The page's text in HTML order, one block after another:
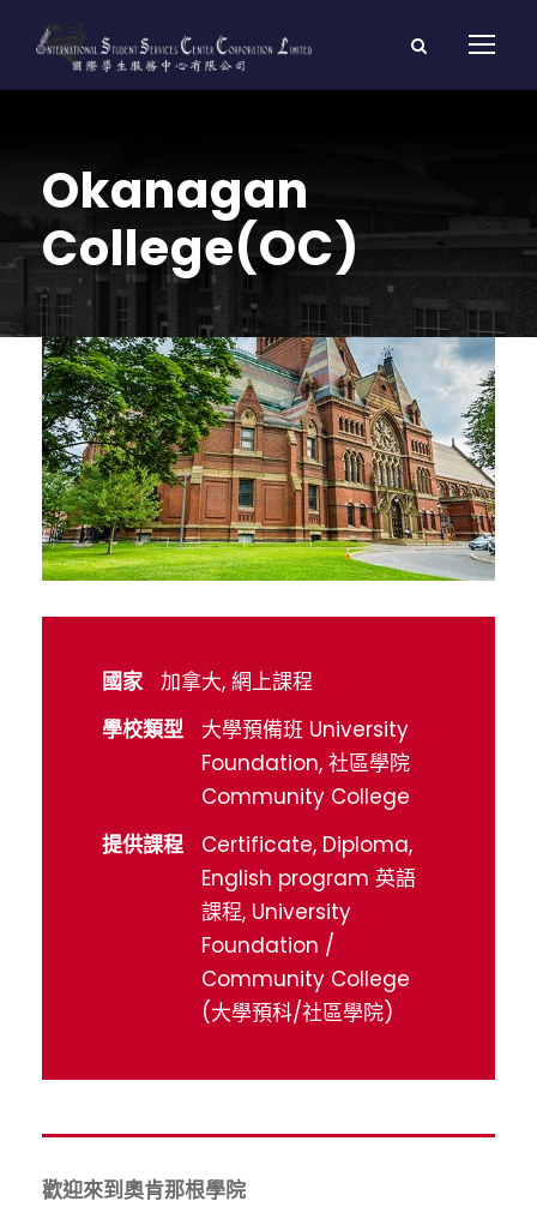
Okanagan
College(OC)
國家
加拿大, 網上課程
學校類型
大學預備班 University
Foundation, 社區學院
Community College
提供課程
Certificate, Diploma,
English program 英語
課程, University
Foundation /
Community College
(大學預科/社區學院)
歡迎來到奧肯那根學院